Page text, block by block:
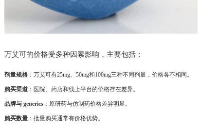
万艾可的价格受多种因素影响，主要包括：
剂量规格：万艾可有25mg、50mg和100mg三种不同剂量，价格各不相同。
购买渠道：医院、药店和线上平台的价格存在差异。
品牌与 generics：原研药与仿制药价格差异明显。
购买数量：批量购买通常有价格优势。